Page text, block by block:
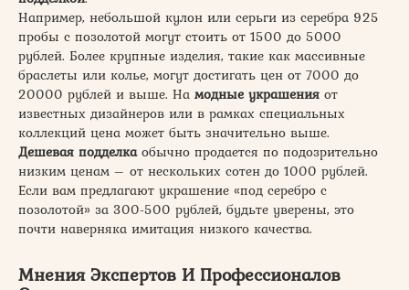
Например, небольшой кулон или серьги из серебра 925
пробы с позолотой могут стоить от 1500 до 5000
рублей. Более крупные изделия, такие как массивные
браслеты или колье, могут достигать цен от 7000 до
20000 рублей и выше. На модные украшения от
известных дизайнеров или в рамках специальных
коллекций цена может быть значительно выше.
Дешевая подделкаобычно продается по подозрительно
низким ценам – от нескольких сотен до 1000 рублей.
Если вам предлагают украшение «под серебро с
позолотой» за 300-500 рублей, будьте уверены, это
почти наверняка имитация низкого качества.
Мнения Экспертов И Профессионалов